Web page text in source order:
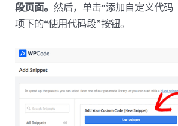
段页面。然后，单击“添加自定义代码
项下的“使用代码段”按钮。